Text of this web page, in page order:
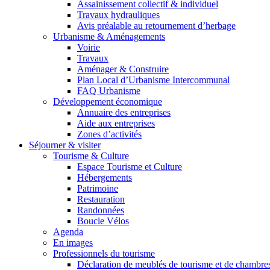
Assainissement collectif & individuel
Travaux hydrauliques
Avis préalable au retournement d’herbage
Urbanisme & Aménagements
Voirie
Travaux
Aménager & Construire
Plan Local d’Urbanisme Intercommunal
FAQ Urbanisme
Développement économique
Annuaire des entreprises
Aide aux entreprises
Zones d’activités
Séjourner & visiter
Tourisme & Culture
Espace Tourisme et Culture
Hébergements
Patrimoine
Restauration
Randonnées
Boucle Vélos
Agenda
En images
Professionnels du tourisme
Déclaration de meublés de tourisme et de